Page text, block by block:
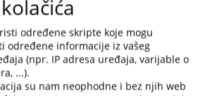
određene skripte koje mogu
određene informacije iz vašeg
(npr. IP adresa uređaja, varijable o
...).
su nam neophodne i bez njih web